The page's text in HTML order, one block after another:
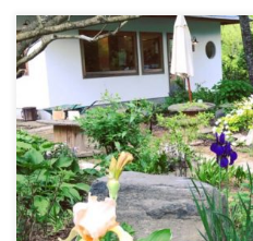
庭の花が咲き始め、陽気は
敷地内にある納屋の解体&
ーズンに入るため、 […]